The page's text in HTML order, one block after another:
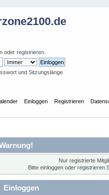
oder registrieren
und Sitzungslänge
Einloggen Registrieren
Nur registrierte
Bitte einloggen oder registrieren
Einloggen